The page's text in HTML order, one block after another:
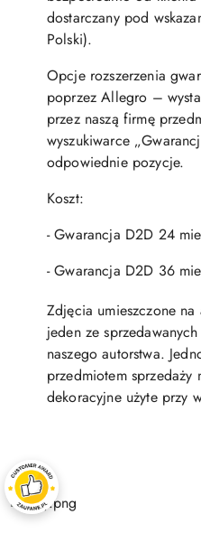
dostarczany pod
Polski).
Opcje rozszerzenia
poprzez Allegro –
przez naszą firmę
wyszukiwarce
odpowiednie pozycje.
Koszt:
- Gwarancja D2D 24
- Gwarancja D2D 36
Zdjęcia umieszczone
jeden ze
naszego autorstwa.
przedmiotem sprzedaży
dekoracyjne użyte przy